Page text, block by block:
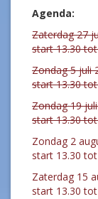
Agenda:
Zaterdag 27
start 13.30
Zondag 5 juli
start 13.30
Zondag 19
start 13.30
Zondag 2
start 13.30
Zaterdag 15
start 13.30